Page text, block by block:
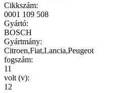
Cikkszám:
0001 109 508
Gyártó:
BOSCH
Gyártmány:
Citroen,Fiat,Lancia,Peugeot
fogszám:
11
volt (v):
12